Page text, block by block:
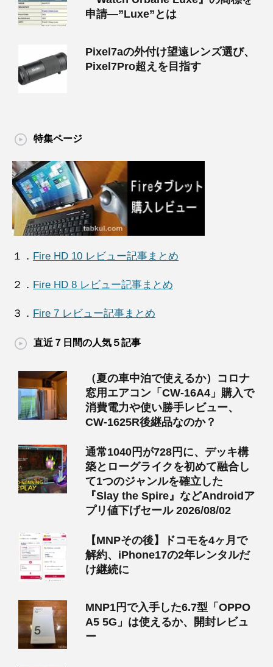
申請―”Luxe”とは
Pixel7aの外付け望遠レンズ選び、
Pixel7Pro超えを目指す
特集ページ
１． Fire HD 10 レビュー記事まとめ
２． Fire HD 8 レビュー記事まとめ
３． Fire 7 レビュー記事まとめ
直近７日間の人気５記事
（夏の車中泊で使えるか）コロナ
窓用エアコン「CW-16A4」購入で
消費電力や使い勝手レビュー、
CW-1625R後継品なのか？
通常1040円が728円に、デッキ構
築とローグライクを初めて融合し
て1つのジャンルを確立した
『Slay the Spire』などAndroidア
プリ値下げセール 2026/08/02
【MNPその後】ドコモを4ヶ月で
解約、iPhone17の2年レンタルだ
け継続に
MNP1円で入手した6.7型「OPPO
A5 5G」は使えるか、開封レビュ
ー